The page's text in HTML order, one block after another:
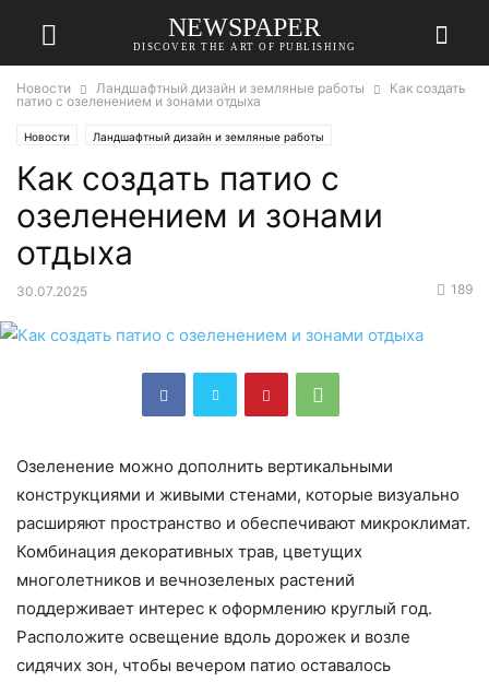
NEWSPAPER
DISCOVER THE ART OF PUBLISHING
Новости Ландшафтный дизайн и земляные работы
Как создать
патио с озеленением и зонами отдыха
Новости Ландшафтный дизайн и земляные работы
Как создать патио с
озеленением и зонами
отдыха
30.07.2025 189
Озеленение можно дополнить вертикальными
конструкциями и живыми стенами, которые визуально
расширяют пространство и обеспечивают микроклимат.
Комбинация декоративных трав, цветущих
многолетников и вечнозеленых растений
поддерживает интерес к оформлению круглый год.
Расположите освещение вдоль дорожек и возле
сидячих зон, чтобы вечером патио оставалось